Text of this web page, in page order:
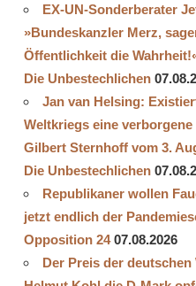
EX-UN-Sonderberater
»Bundeskanzler Merz,
Öffentlichkeit die
Die Unbestechlichen
Jan van Helsing:
Weltkriegs eine
Gilbert Sternhoff vom 3.
Die Unbestechlichen
Republikaner wollen
jetzt endlich der
Opposition 24 07.08.2026
Der Preis der